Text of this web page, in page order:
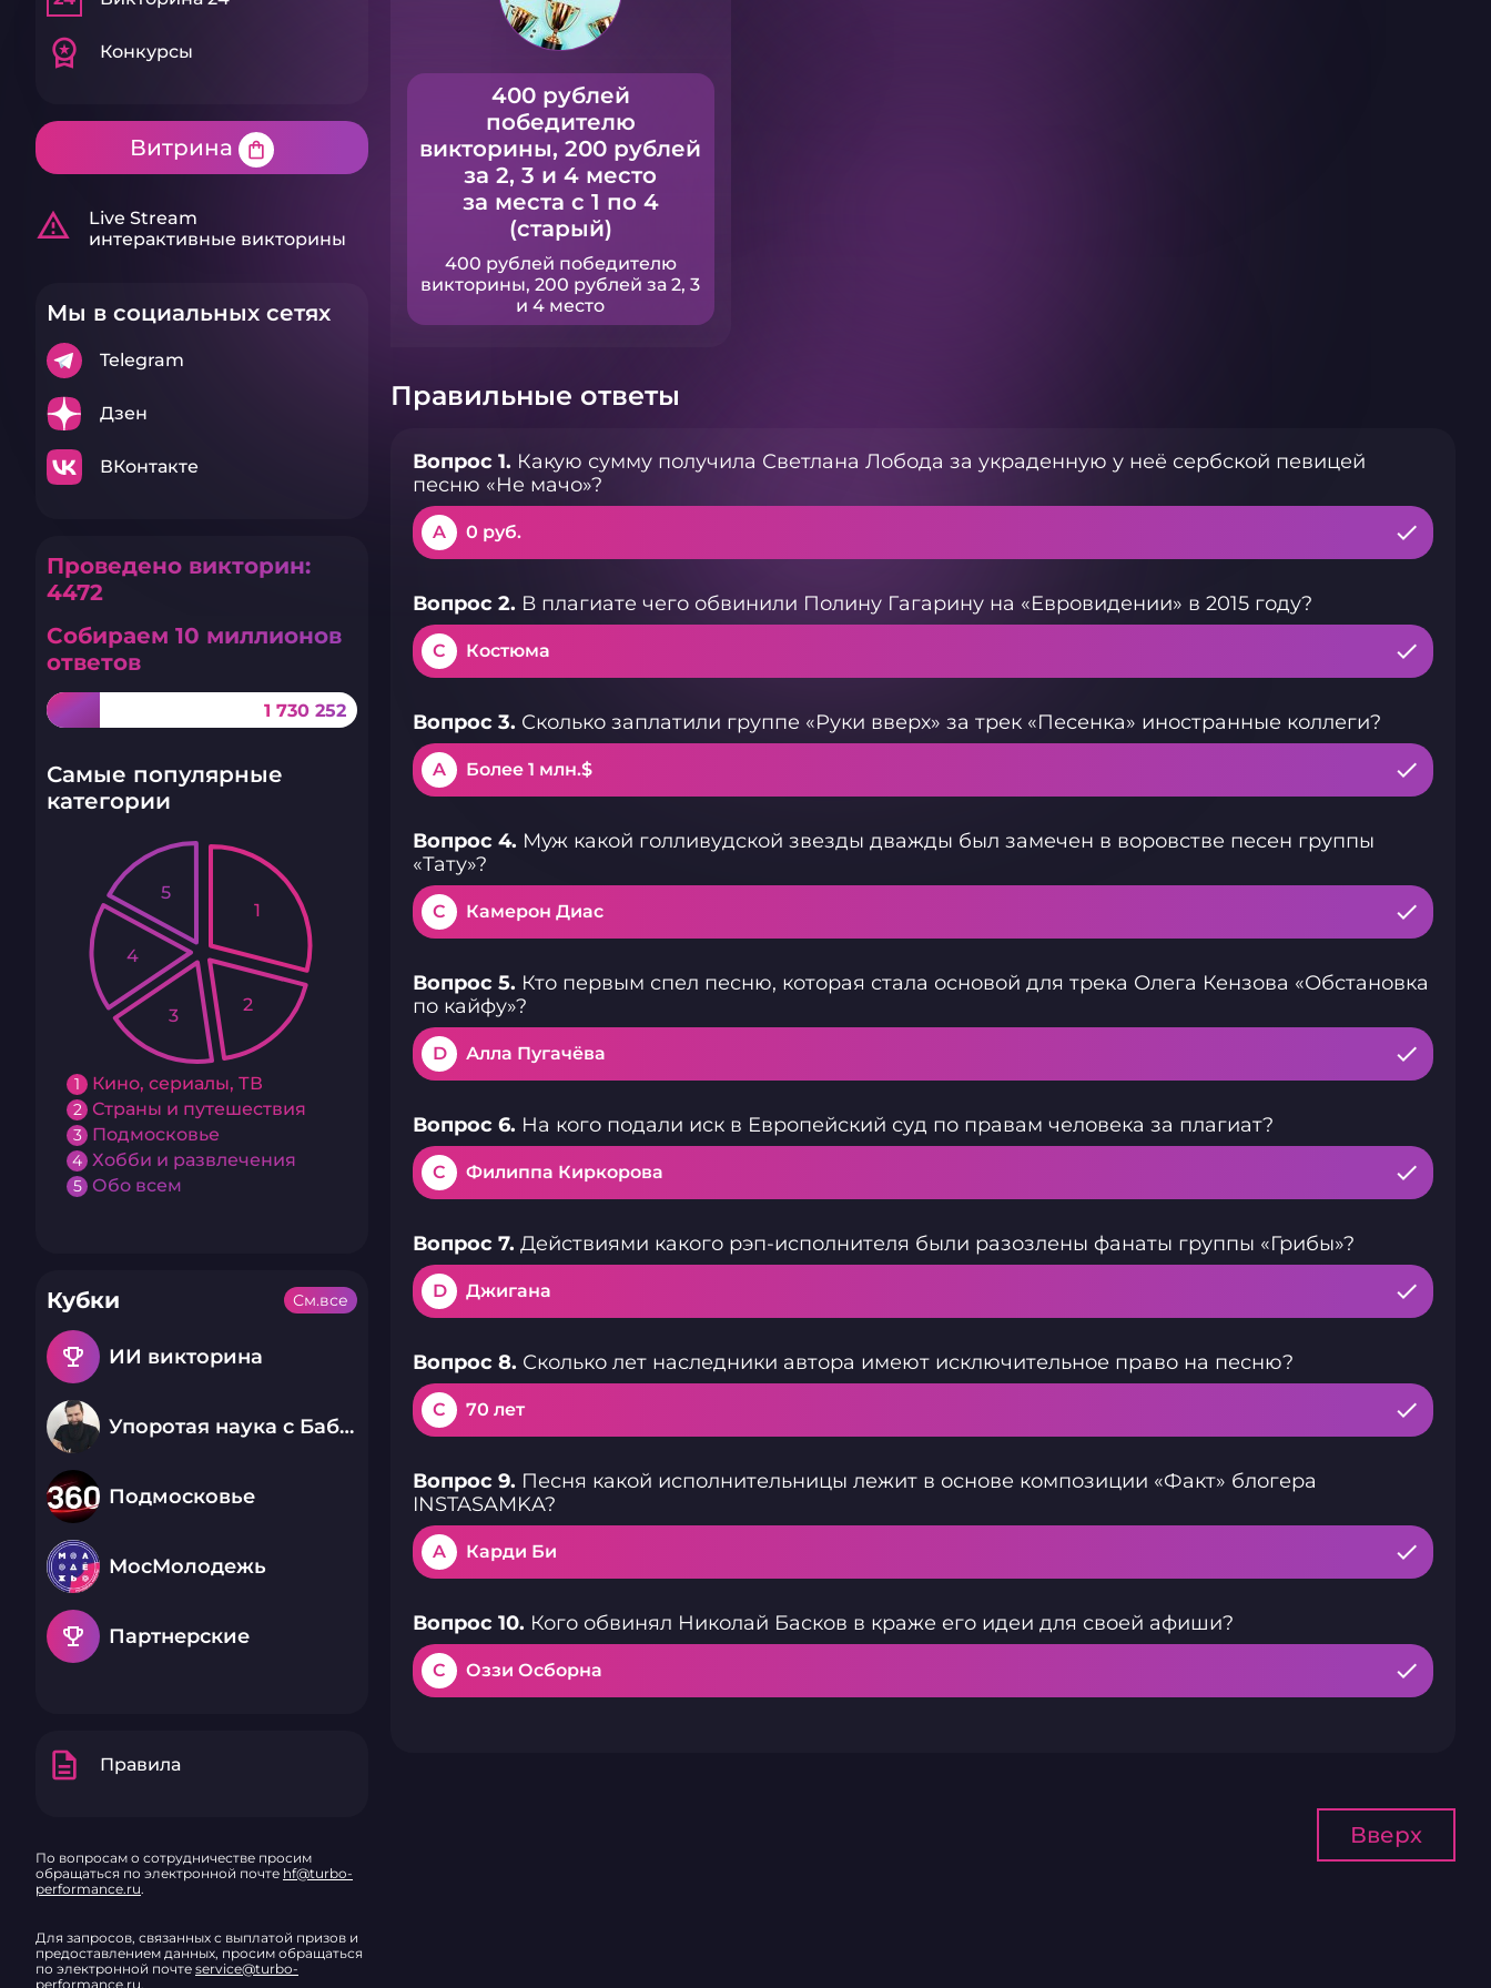
workspace_premium Конкурсы
Витрина shopping_bag
warning_amber
Live Stream
интерактивные викторины
Мы в социальных сетях
Telegram
Дзен
ВКонтакте
Проведено викторин:
4472
Собираем 10 миллионов
ответов
1 730 252
Самые популярные
категории
1 Кино, сериалы, ТВ
2 Страны и путешествия
3 Подмосковье
4 Хобби и развлечения
5 Обо всем
1
2
3
4
5
Кубки
emoji_events ИИ викторина
Упоротая наука с Бабаем Лютым
Подмосковье
МосМолодежь
emoji_events Партнерские
См.все
description Правила
По вопросам о сотрудничестве просим
обращаться по электронной почте hf@turbo-
performance.ru.
Для запросов, связанных с выплатой призов и
предоставлением данных, просим обращаться
по электронной почте service@turbo-
performance.ru.
400 рублей
победителю
викторины, 200 рублей
за 2, 3 и 4 место
за места с 1 по 4
(старый)
400 рублей победителю
викторины, 200 рублей за 2, 3
и 4 место
Правильные ответы
Вопрос 1. Какую сумму получила Светлана Лобода за украденную у неё сербской певицей
песню «Не мачо»?
A 0 руб.
Вопрос 2. В плагиате чего обвинили Полину Гагарину на «Евровидении» в 2015 году?
C Костюма
Вопрос 3. Сколько заплатили группе «Руки вверх» за трек «Песенка» иностранные коллеги?
A Более 1 млн.$
Вопрос 4. Муж какой голливудской звезды дважды был замечен в воровстве песен группы
«Тату»?
C Камерон Диас
Вопрос 5. Кто первым спел песню, которая стала основой для трека Олега Кензова «Обстановка
по кайфу»?
D Алла Пугачёва
Вопрос 6. На кого подали иск в Европейский суд по правам человека за плагиат?
C Филиппа Киркорова
Вопрос 7. Действиями какого рэп-исполнителя были разозлены фанаты группы «Грибы»?
D Джигана
Вопрос 8. Сколько лет наследники автора имеют исключительное право на песню?
C 70 лет
Вопрос 9. Песня какой исполнительницы лежит в основе композиции «Факт» блогера
INSTASAMKA?
A Карди Би
Вопрос 10. Кого обвинял Николай Басков в краже его идеи для своей афиши?
C Оззи Осборна
Вверх